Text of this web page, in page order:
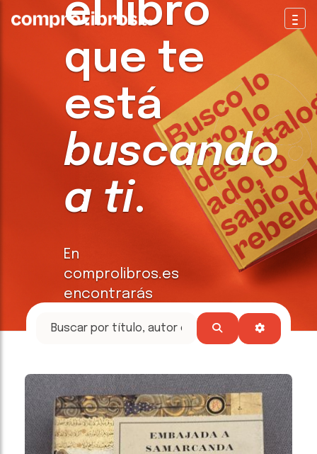
el libro
que te
está
buscando
a ti.
En
comprolibros.es
encontrarás
tesoros